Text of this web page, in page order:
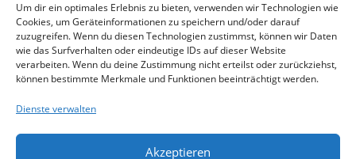
Um dir ein optimales Erlebnis zu bieten, verwenden wir Technologien wie
Cookies, um Geräteinformationen zu speichern und/oder darauf
zuzugreifen. Wenn du diesen Technologien zustimmst, können wir Daten
wie das Surfverhalten oder eindeutige IDs auf dieser Website
verarbeiten. Wenn du deine Zustimmung nicht erteilst oder zurückziehst,
können bestimmte Merkmale und Funktionen beeinträchtigt werden.
Dienste verwalten
Akzeptieren